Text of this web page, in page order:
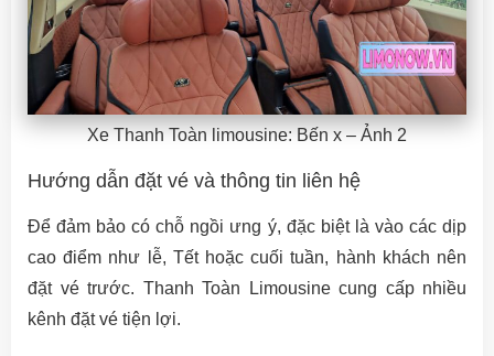
Xe Thanh Toàn limousine: Bến x – Ảnh 2
Hướng dẫn đặt vé và thông tin liên hệ
Để đảm bảo có chỗ ngồi ưng ý, đặc biệt là vào các dịp
cao điểm như lễ, Tết hoặc cuối tuần, hành khách nên
đặt vé trước. Thanh Toàn Limousine cung cấp nhiều
kênh đặt vé tiện lợi.